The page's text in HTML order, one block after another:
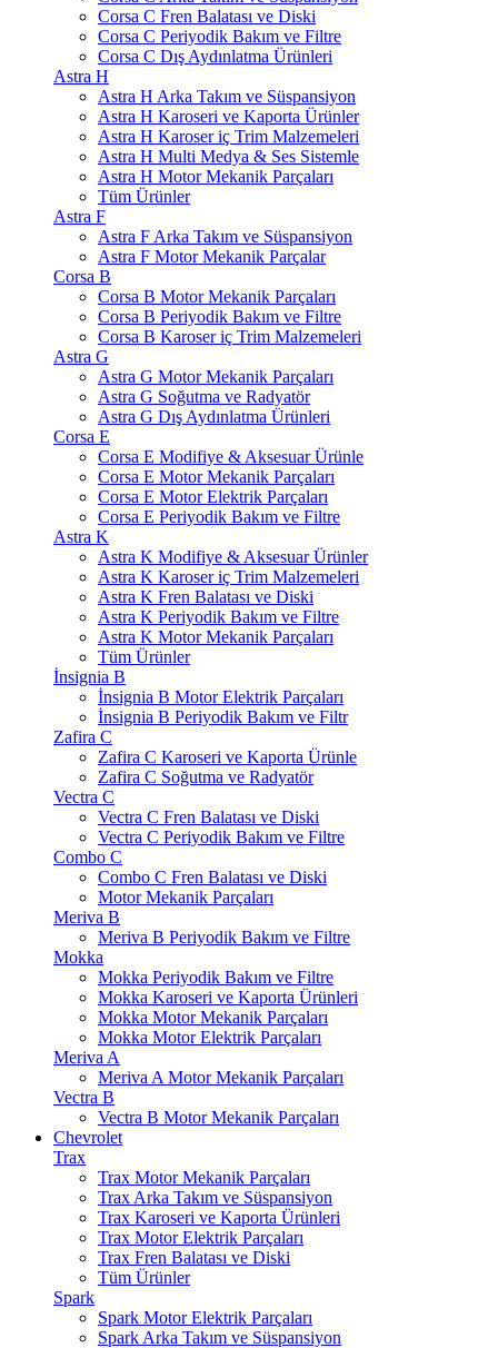
Corsa C Fren Balatası ve Diski
Corsa C Periyodik Bakım ve Filtre
Corsa C Dış Aydınlatma Ürünleri
Astra H
Astra H Arka Takım ve Süspansiyon
Astra H Karoseri ve Kaporta Ürünler
Astra H Karoser iç Trim Malzemeleri
Astra H Multi Medya & Ses Sistemle
Astra H Motor Mekanik Parçaları
Tüm Ürünler
Astra F
Astra F Arka Takım ve Süspansiyon
Astra F Motor Mekanik Parçalar
Corsa B
Corsa B Motor Mekanik Parçaları
Corsa B Periyodik Bakım ve Filtre
Corsa B Karoser iç Trim Malzemeleri
Astra G
Astra G Motor Mekanik Parçaları
Astra G Soğutma ve Radyatör
Astra G Dış Aydınlatma Ürünleri
Corsa E
Corsa E Modifiye & Aksesuar Ürünle
Corsa E Motor Mekanik Parçaları
Corsa E Motor Elektrik Parçaları
Corsa E Periyodik Bakım ve Filtre
Astra K
Astra K Modifiye & Aksesuar Ürünler
Astra K Karoser iç Trim Malzemeleri
Astra K Fren Balatası ve Diski
Astra K Periyodik Bakım ve Filtre
Astra K Motor Mekanik Parçaları
Tüm Ürünler
İnsignia B
İnsignia B Motor Elektrik Parçaları
İnsignia B Periyodik Bakım ve Filtr
Zafira C
Zafira C Karoseri ve Kaporta Ürünle
Zafira C Soğutma ve Radyatör
Vectra C
Vectra C Fren Balatası ve Diski
Vectra C Periyodik Bakım ve Filtre
Combo C
Combo C Fren Balatası ve Diski
Motor Mekanik Parçaları
Meriva B
Meriva B Periyodik Bakım ve Filtre
Mokka
Mokka Periyodik Bakım ve Filtre
Mokka Karoseri ve Kaporta Ürünleri
Mokka Motor Mekanik Parçaları
Mokka Motor Elektrik Parçaları
Meriva A
Meriva A Motor Mekanik Parçaları
Vectra B
Vectra B Motor Mekanik Parçaları
Chevrolet
Trax
Trax Motor Mekanik Parçaları
Trax Arka Takım ve Süspansiyon
Trax Karoseri ve Kaporta Ürünleri
Trax Motor Elektrik Parçaları
Trax Fren Balatası ve Diski
Tüm Ürünler
Spark
Spark Motor Elektrik Parçaları
Spark Arka Takım ve Süspansiyon